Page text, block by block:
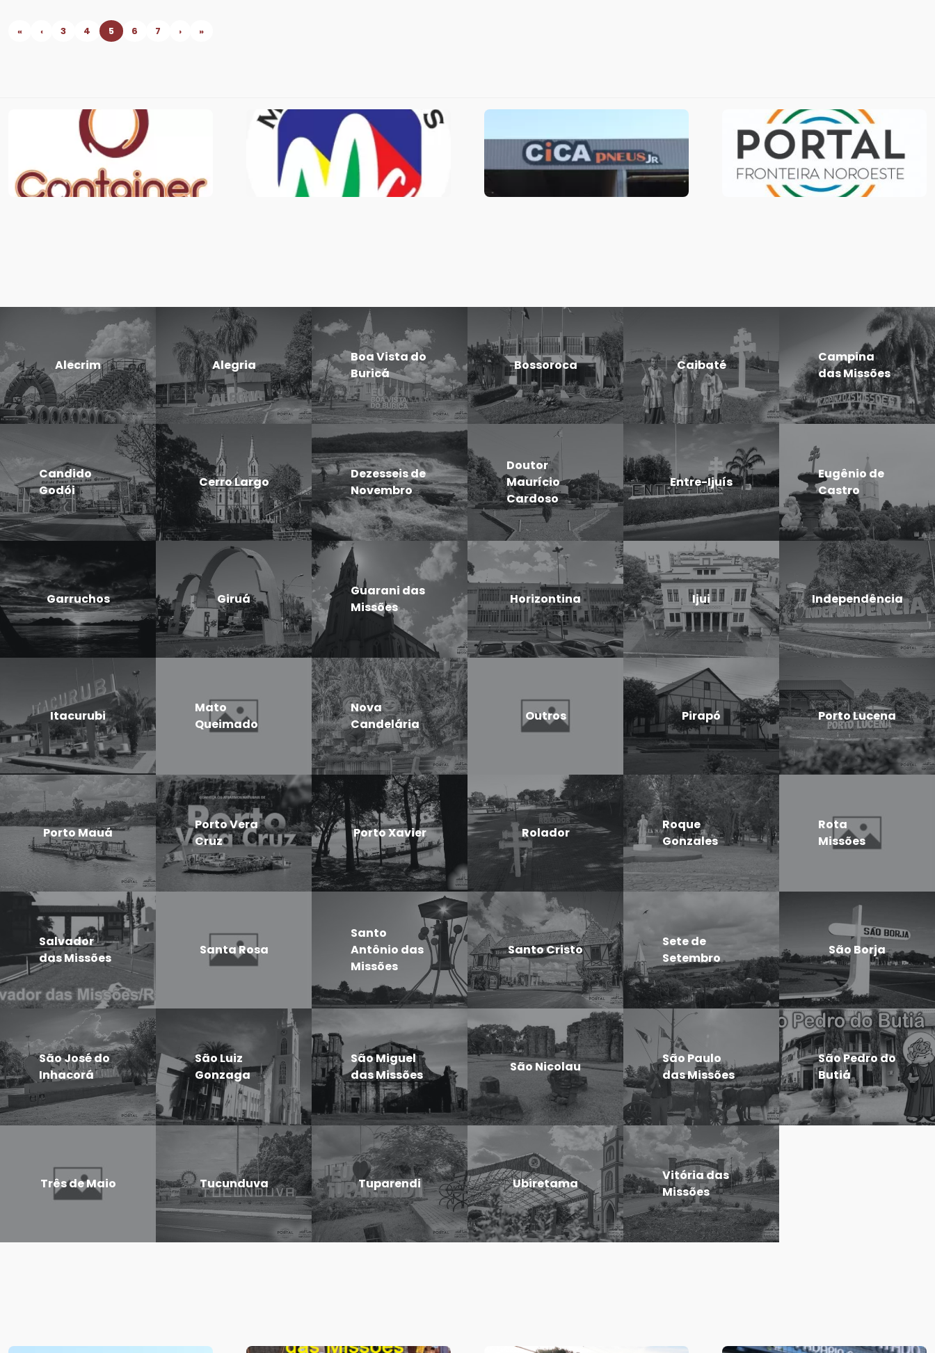
« ‹ 3 4 5 6 7 › »
Alecrim Alegria
Boa Vista do
Buricá
Bossoroca Caibaté
Campina
das Missões
Candido
Godói
Cerro Largo
Dezesseis de
Novembro
Doutor
Maurício
Cardoso
Entre-Ijuís
Eugênio de
Castro
Garruchos Giruá
Guarani das
Missões
Horizontina Ijui Independência
Itacurubi
Mato
Queimado
Nova
Candelária
Outros Pirapó Porto Lucena
Porto Mauá
Porto Vera
Cruz
Porto Xavier Rolador
Roque
Gonzales
Rota
Missões
Salvador
das Missões
Santa Rosa
Santo
Antônio das
Missões
Santo Cristo
Sete de
Setembro
São Borja
São José do
Inhacorá
São Luiz
Gonzaga
São Miguel
das Missões
São Nicolau
São Paulo
das Missões
São Pedro do
Butiá
Três de Maio Tucunduva Tuparendi Ubiretama
Vitória das
Missões